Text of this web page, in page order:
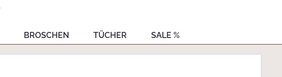
BROSCHEN TÜCHER SALE %